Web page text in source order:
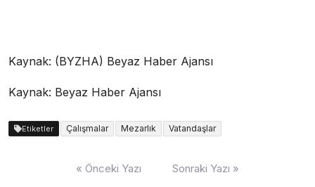
Kaynak: (BYZHA) Beyaz Haber Ajansı
Kaynak: Beyaz Haber Ajansı
Etiketler Çalışmalar Mezarlık Vatandaşlar
« Önceki Yazı Sonraki Yazı »